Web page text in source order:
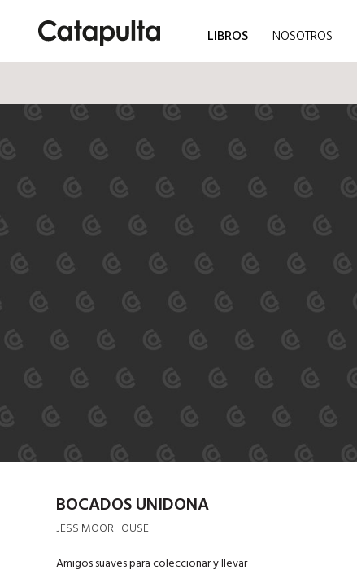
LIBROS NOSOTROS
BOCADOS UNIDONA
JESS MOORHOUSE
Amigos suaves para coleccionar y llevar